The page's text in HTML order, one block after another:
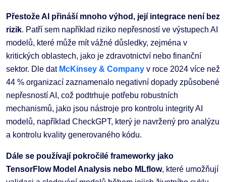
Přestože AI přináší mnoho výhod, její integrace není bez
rizik. Patří sem například riziko nepřesností ve výstupech AI
modelů, které může mít vážné důsledky, zejména v
kritických oblastech, jako je zdravotnictví nebo finanční
sektor. Dle dat McKinsey & Company v roce 2024 více než
44 % organizací zaznamenalo negativní dopady způsobené
nepřesností AI, což podtrhuje potřebu robustních
mechanismů, jako jsou nástroje pro kontrolu integrity AI
modelů, například CheckGPT, který je navržený pro analýzu
a kontrolu kvality generovaného kódu.
Dále se používají pokročilé frameworky jako
TensorFlow Model Analysis nebo MLflow, které umožňují